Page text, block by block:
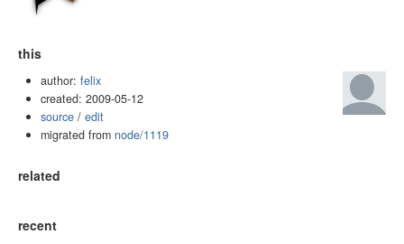
this
author: felix
created: 2009-05-12
source / edit
migrated from node/1119
related
recent